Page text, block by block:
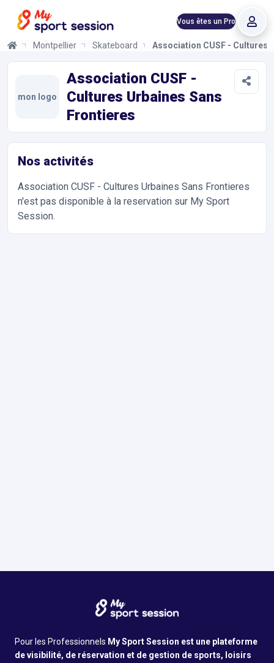
Vous êtes un Pro
Montpellier Skateboard Association CUSF - Cultures
mon logo
Association CUSF -
Cultures Urbaines Sans
Frontieres
Nos activités
Association CUSF - Cultures Urbaines Sans Frontieres
n'est pas disponible à la reservation sur My Sport
Session.
Pour les Professionnels My Sport Session est une plateforme
de visibilité, de réservation et de gestion de sports, loisirs